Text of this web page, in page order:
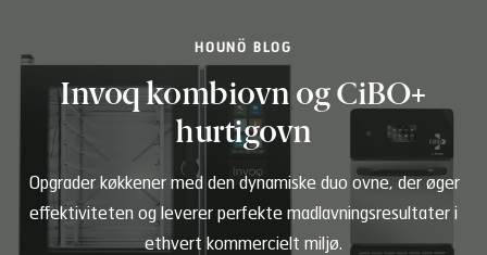
HOUNÖ BLOG
Invoq kombiovn og CiBO+
hurtigovn
Opgrader køkkener med den dynamiske duo ovne, der øger
effektiviteten og leverer perfekte madlavningsresultater i
ethvert kommercielt miljø.